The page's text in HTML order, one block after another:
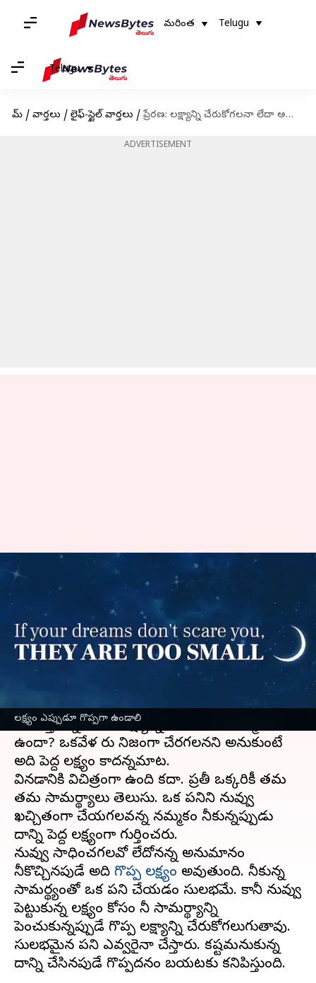
మరింత Telugu
Telugu
హోమ్ / వార్తలు / లైఫ్-స్టైల్ వార్తలు / ప్రేరణ: లక్ష్యాన్ని చేరుకోగలనా లేదా అన్న అనుమానం రాకపోతే అది గొప్ప లక్ష్యం కాదన్నమాట
ADVERTISEMENT
లక్ష్యం ఎప్పుడూ గొప్పగా ఉండాలి
ప్రేరణ: లక్ష్యాన్ని చేరుకోగలనా లేదా
అన్న అనుమానం రాకపోతే అది
గొప్ప లక్ష్యం కాదన్నమాట
వ్రాసిన వారు Sriram Pranateja Apr 06, 2023 05:42 pm
మీ జీవిత లక్ష్యం ఏమిటి? రోజూ దానికోసమే
పనిచేస్తున్నారా? ఆ లక్ష్యాన్ని చేరగలననే నమ్మకం మీలో
ఉందా? ఒకవేళ మీరు నిజంగా చేరగలనని అనుకుంటే
అది పెద్ద లక్ష్యం కాదన్నమాట.
వినడానికి విచిత్రంగా ఉంది కదా. ప్రతీ ఒక్కరికీ తమ
తమ సామర్థ్యాలు తెలుసు. ఒక పనిని నువ్వు
ఖచ్చితంగా చేయగలవన్న నమ్మకం నీకున్నప్పుడు
దాన్ని పెద్ద లక్ష్యంగా గుర్తించరు.
నువ్వు సాధించగలవో లేదోనన్న అనుమానం
నీకొచ్చినపుడే అది గొప్ప లక్ష్యం అవుతుంది. నీకున్న
సామర్థ్యంతో ఒక పని చేయడం సులభమే. కానీ నువ్వు
పెట్టుకున్న లక్ష్యం కోసం నీ సామర్థ్యాన్ని
పెంచుకున్నప్పుడే గొప్ప లక్ష్యాన్ని చేరుకోగలుగుతావు.
సులభమైన పని ఎవ్వరైనా చేస్తారు. కష్టమనుకున్న